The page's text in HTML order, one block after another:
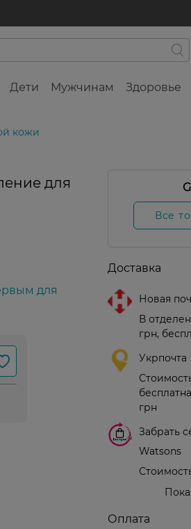
Дети Мужчинам Здоровье
кожи
для
для
Все
Доставка
Новая
В
грн,
Укрпочта
грн
Забрать
Watsons
Оплата